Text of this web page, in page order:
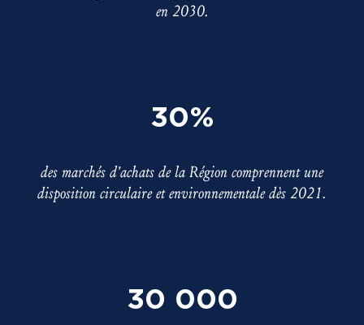
en 2030.
30%
des marchés d’achats de la Région comprennent une
disposition circulaire et environnementale dès 2021.
30 000